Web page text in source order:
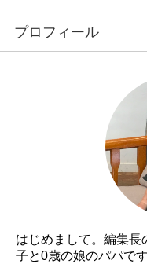
プロフィール
はじめまして。編集長
子と0歳の娘のパパで